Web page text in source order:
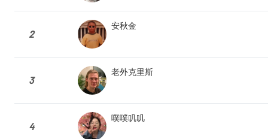
2
安秋金
3
老外克里斯
4
噗噗叽叽